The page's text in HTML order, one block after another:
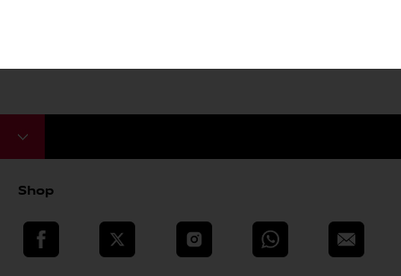
Shop
teilen Twitter Instagram WhatsApp E-Mail